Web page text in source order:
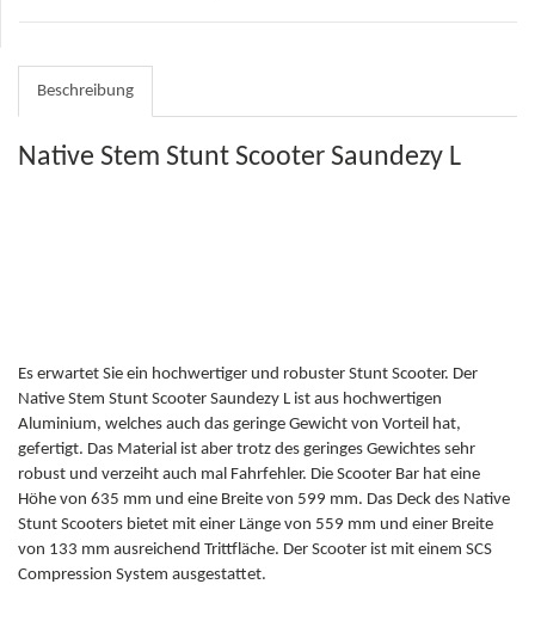
Beschreibung
Native Stem Stunt Scooter Saundezy L
Es erwartet Sie ein hochwertiger und robuster Stunt Scooter. Der
Native Stem Stunt Scooter Saundezy L ist aus hochwertigen
Aluminium, welches auch das geringe Gewicht von Vorteil hat,
gefertigt. Das Material ist aber trotz des geringes Gewichtes sehr
robust und verzeiht auch mal Fahrfehler. Die Scooter Bar hat eine
Höhe von 635 mm und eine Breite von 599 mm. Das Deck des Native
Stunt Scooters bietet mit einer Länge von 559 mm und einer Breite
von 133 mm ausreichend Trittfläche. Der Scooter ist mit einem SCS
Compression System ausgestattet.